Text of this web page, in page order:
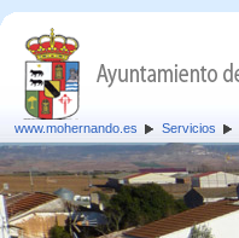
www.mohernando.es Servicios